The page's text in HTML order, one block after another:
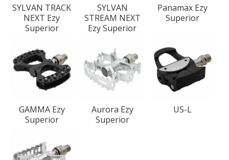
SYLVAN TRACK
NEXT Ezy
Superior
SYLVAN
STREAM NEXT
Ezy Superior
Panamax Ezy
Superior
GAMMA Ezy
Superior
Aurora Ezy
Superior
US-L